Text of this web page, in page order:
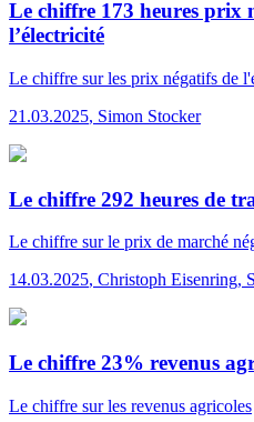
Le chiffre 173 heures prix
l’électricité
Le chiffre sur les prix négatifs de
21.03.2025, Simon Stocker
Le chiffre 292 heures de
Le chiffre sur le prix de marché
14.03.2025, Christoph Eisenring,
Le chiffre 23% revenus
Le chiffre sur les revenus agricoles